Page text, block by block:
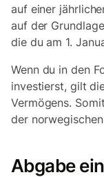
auf einer
auf der
die du am 1.
Wenn du in den
investierst, gilt
Vermögens.
der
Abgabe